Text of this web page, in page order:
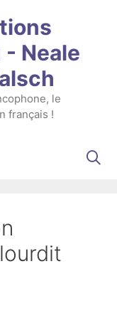
- Neale
le
français !